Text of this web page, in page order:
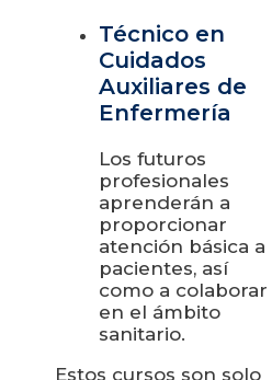
Técnico en
Cuidados
Auxiliares de
Enfermería
Los futuros
profesionales
aprenderán a
proporcionar
atención básica a
pacientes, así
como a colaborar
en el ámbito
sanitario.
Estos cursos son solo